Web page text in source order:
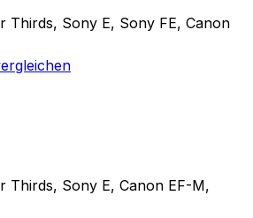
Thirds, Sony E, Sony FE, Canon
Thirds, Sony E, Canon EF-M,